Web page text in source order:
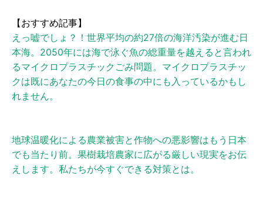
【おすすめ記事】
えっ嘘でしょ？！世界平均の約27倍の海洋汚染が進む日
本海。2050年には海で泳ぐ魚の総重量を越えると言われ
るマイクロプラスチックごみ問題。マイクロプラスチッ
クは既にあなたの今日の食事の中にも入っているかもし
れません。
地球温暖化による農業被害と作物への悪影響はもう日本
でも当たり前。果樹栽培農家に広がる厳しい現実をお伝
えします。私たちが今すぐできる対策とは。